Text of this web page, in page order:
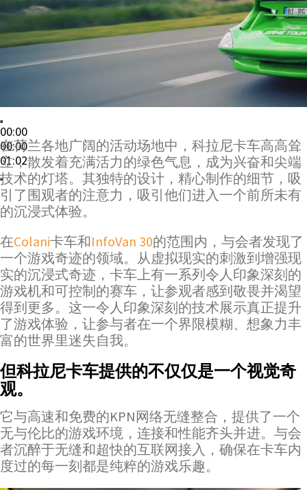
00:00
00:00
01:02
在荷兰各地广阔的活动场地中，科拉尼卡车高高耸
立，散发着充满活力的绿色气息，成为兴奋和尖端
技术的灯塔。其独特的设计，精心制作的细节，吸
引了围观者的注意力，吸引他们进入一个前所未有
的沉浸式体验。
在Colani卡车和InfoVan 30的范围内，与会者发现了
一个游戏奇迹的领域。从虚拟现实的刺激到增强现
实的沉浸式奇迹，卡车上有一系列令人印象深刻的
游戏机和可控制的赛车，让参观者感到敬畏并渴望
得到更多。这一令人印象深刻的技术展示真正提升
了游戏体验，让参与者在一个界限模糊、想象力丰
富的世界里迷失自我。
但科拉尼卡车提供的不仅仅是一个视觉奇
观。
它与高速和免费的KPN网络无缝整合，提供了一个
无与伦比的游戏环境，连接和性能齐头并进。与会
者沉醉于无缝和超快的互联网接入，确保在卡车内
度过的每一刻都是纯粹的游戏乐趣。